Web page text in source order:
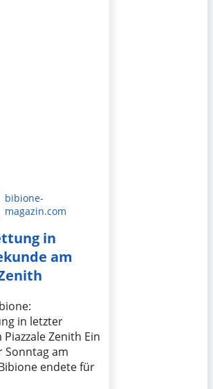
bibione-
magazin.com
in
am
in letzter
Zenith Ein
Sonntag am
endete für